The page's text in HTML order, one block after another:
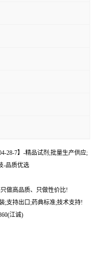
28-7】-精品试剂;批量生产供应;
-品质优选
做高品质、只做性价比!
;支持出口;药典标准;技术支持!
江诚)